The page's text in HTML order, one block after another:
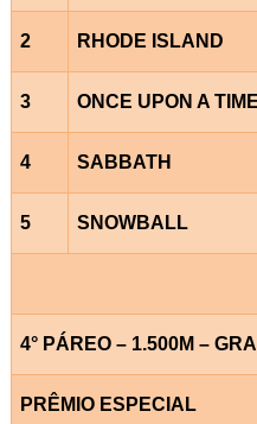
2 RHODE ISLAND
3 ONCE UPON A TIME
4 SABBATH
5 SNOWBALL
4° PÁREO – 1.500M –
PRÊMIO ESPECIAL